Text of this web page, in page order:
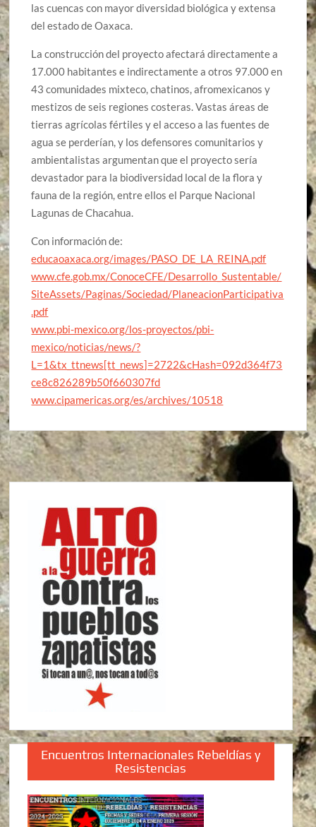
las cuencas con mayor diversidad biológica y extensa
del estado de Oaxaca.
La construcción del proyecto afectará directamente a
17.000 habitantes e indirectamente a otros 97.000 en
43 comunidades mixteco, chatinos, afromexicanos y
mestizos de seis regiones costeras. Vastas áreas de
tierras agrícolas fértiles y el acceso a las fuentes de
agua se perderían, y los defensores comunitarios y
ambientalistas argumentan que el proyecto sería
devastador para la biodiversidad local de la flora y
fauna de la región, entre ellos el Parque Nacional
Lagunas de Chacahua.
Con información de:
educaoaxaca.org/images/PASO_DE_LA_REINA.pdf
www.cfe.gob.mx/ConoceCFE/Desarrollo_Sustentable/
SiteAssets/Paginas/Sociedad/PlaneacionParticipativa
.pdf
www.pbi-mexico.org/los-proyectos/pbi-
mexico/noticias/news/?
L=1&tx_ttnews[tt_news]=2722&cHash=092d364f73
ce8c826289b50f660307fd
www.cipamericas.org/es/archives/10518
Encuentros Internacionales Rebeldías y
Resistencias